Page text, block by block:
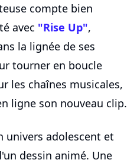
compte bien
avec "Rise Up",
la lignée de ses
tourner en boucle
les chaînes musicales,
ligne son nouveau clip.
univers adolescent et
dessin animé. Une